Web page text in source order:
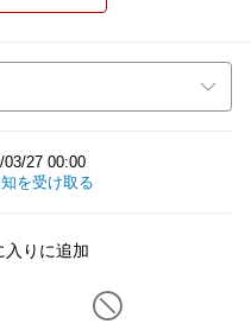
03/27 00:00
を受け取る
入りに追加